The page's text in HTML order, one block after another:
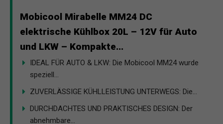
Mobicool Mirabelle MM24 DC
elektrische Kühlbox 20L – 12V für Auto
und LKW – Kompakte...
IDEAL FÜR AUTO & LKW: Die Mobicool MM24 wurde
speziell...
ZUVERLÄSSIGE KÜHLLEISTUNG UNTERWEGS: Die...
DURCHDACHTES UND PRAKTISCHES DESIGN: Der
abnehmbare...